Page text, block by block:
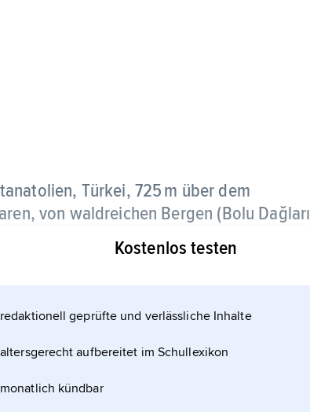
Türkei, 725 m über dem
von waldreichen Bergen (Bolu Dağları
125 800 Einwohner;
Holz verarbeitende Industrie sowie Woll- und
Kostenlos testen
redaktionell geprüfte und verlässliche Inhalte
altersgerecht aufbereitet im Schullexikon
monatlich kündbar